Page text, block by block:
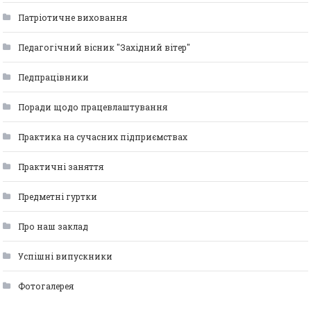
Патріотичне виховання
Педагогічний вісник "Західний вітер"
Педпрацівники
Поради щодо працевлаштування
Практика на сучасних підприємствах
Практичні заняття
Предметні гуртки
Про наш заклад
Успішні випускники
Фотогалерея